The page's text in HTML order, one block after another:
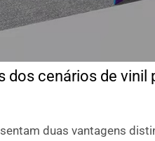
dos cenários de vinil
duas vantagens